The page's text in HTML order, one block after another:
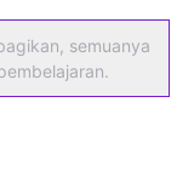
semuanya